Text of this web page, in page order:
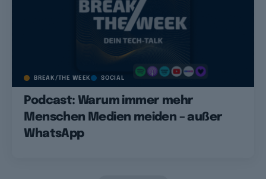
BREAK/THE WEEK SOCIAL
Podcast: Warum immer mehr
Menschen Medien meiden – außer
WhatsApp